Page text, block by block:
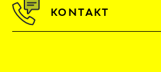
KONTAKT